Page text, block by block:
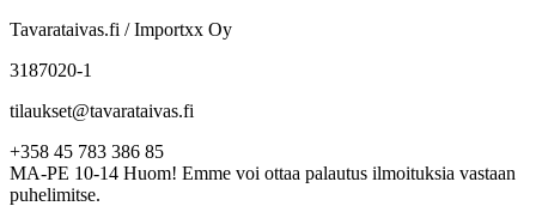
Tavarataivas.fi / Importxx Oy
3187020-1
tilaukset@tavarataivas.fi
+358 45 783 386 85
MA-PE 10-14 Huom! Emme voi ottaa palautus ilmoituksia vastaan
puhelimitse.